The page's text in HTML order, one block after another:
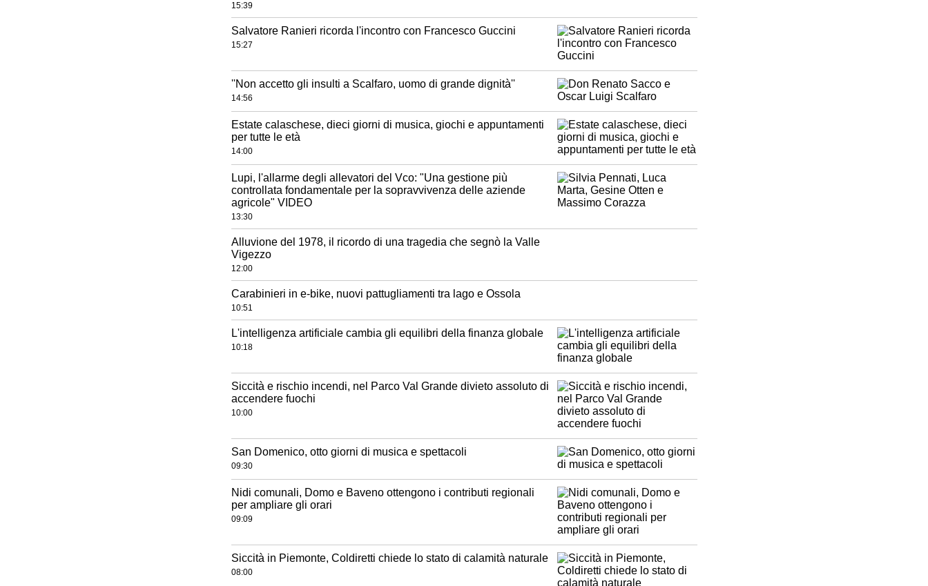
15:39
Salvatore Ranieri ricorda l'incontro con Francesco Guccini
15:27
''Non accetto gli insulti a Scalfaro, uomo di grande dignità''
14:56
Estate calaschese, dieci giorni di musica, giochi e appuntamenti
per tutte le età
14:00
Lupi, l'allarme degli allevatori del Vco: "Una gestione più
controllata fondamentale per la sopravvivenza delle aziende
agricole" VIDEO
13:30
Alluvione del 1978, il ricordo di una tragedia che segnò la Valle
Vigezzo
12:00
Carabinieri in e-bike, nuovi pattugliamenti tra lago e Ossola
10:51
L'intelligenza artificiale cambia gli equilibri della finanza globale
10:18
Siccità e rischio incendi, nel Parco Val Grande divieto assoluto di
accendere fuochi
10:00
San Domenico, otto giorni di musica e spettacoli
09:30
Nidi comunali, Domo e Baveno ottengono i contributi regionali
per ampliare gli orari
09:09
Siccità in Piemonte, Coldiretti chiede lo stato di calamità naturale
08:00